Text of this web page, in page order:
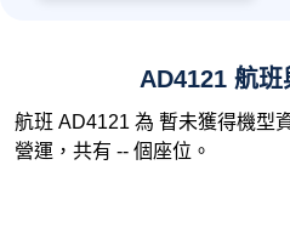
AD4121 航
航班 AD4121 為 暫未獲得機型
營運，共有 -- 個座位。